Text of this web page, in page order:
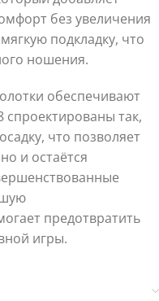
без увеличения
подкладку, что
ношения.
обеспечивают
так,
что позволяет
и остаётся
предотвратить
игры.